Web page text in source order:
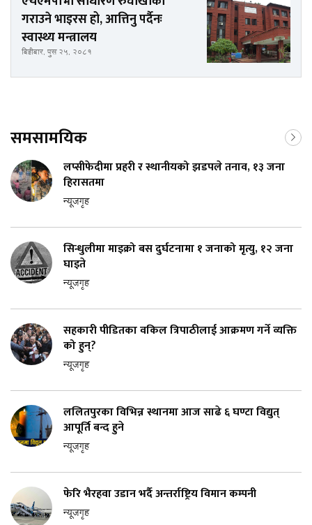
गराउने भाइरस हो, आत्तिनु पर्दैनः
स्वास्थ्य मन्त्रालय
बिहीबार, पुस २५, २०८१
समसामयिक
लप्सीफेदीमा प्रहरी र स्थानीयको झडपले तनाव, १३ जना
हिरासतमा
न्यूजगृह
सिन्धुलीमा माइक्रो बस दुर्घटनामा १ जनाको मृत्यु, १२ जना
घाइते
न्यूजगृह
सहकारी पीडितका वकिल त्रिपाठीलाई आक्रमण गर्ने व्यक्ति
को हुन्?
न्यूजगृह
ललितपुरका विभिन्न स्थानमा आज साढे ६ घण्टा विद्युत्
आपूर्ति बन्द हुने
न्यूजगृह
फेरि भैरहवा उडान भर्दै अन्तर्राष्ट्रिय विमान कम्पनी
न्यूजगृह